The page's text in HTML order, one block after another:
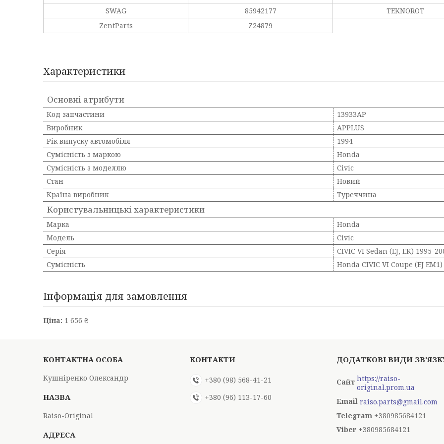
SWAG
85942177
TEKNOROT
ZentParts
Z24879
Характеристики
Основні атрибути
Код запчастини
13933AP
Виробник
APPLUS
Рік випуску автомобіля
1994
Сумісність з маркою
Honda
Сумісність з моделлю
Civic
Стан
Новий
Країна виробник
Туреччина
Користувальницькі характеристики
Марка
Honda
Мoдель
Civic
Серія
CIVIC VI Sedan (EJ, EK) 1995-
Сумісність
Honda CIVIC VI Coupe (EJ
Інформація для замовлення
Ціна: 1 656 ₴
Кушніренко Олександр
Raiso-Original
+380 (98) 568-41-21
+380 (96) 113-17-60
https://raiso-
original.prom.ua
raiso.parts@gmail.com
+380985684121
+380985684121